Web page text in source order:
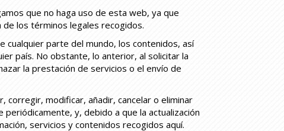
que no haga uso de esta web, ya que
de los términos legales recogidos.
cualquier parte del mundo, los contenidos, así
país. No obstante, lo anterior, al solicitar la
la prestación de servicios o el envío de
corregir, modificar, añadir, cancelar o eliminar
y, debido a que la actualización
servicios y contenidos recogidos aquí.